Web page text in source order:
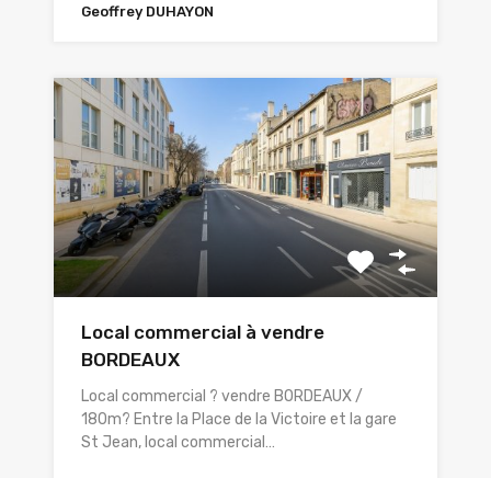
Geoffrey DUHAYON
Local commercial à vendre
BORDEAUX
Local commercial ? vendre BORDEAUX /
180m? Entre la Place de la Victoire et la gare
St Jean, local commercial…